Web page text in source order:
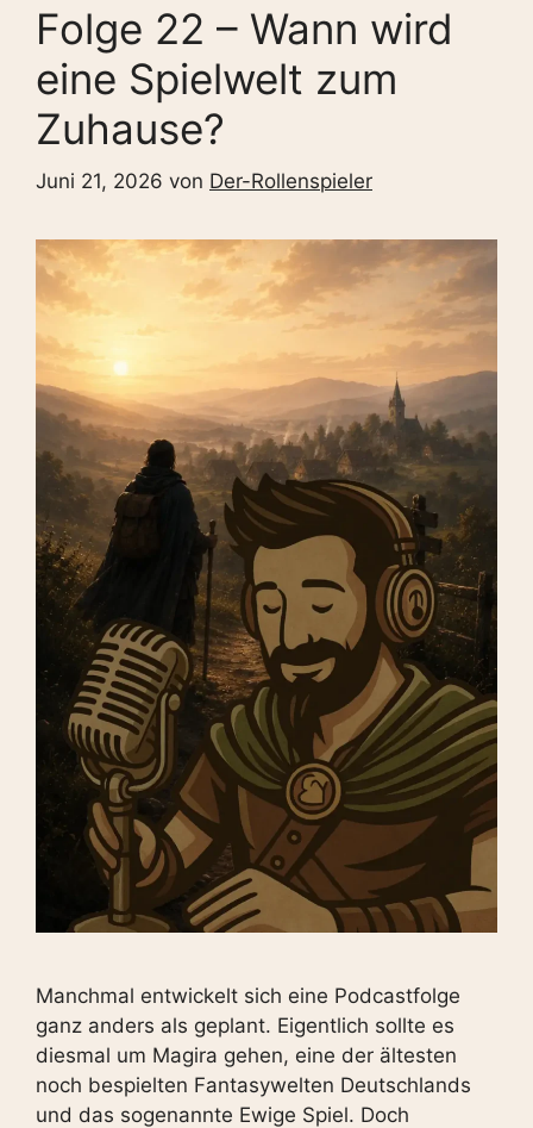
Folge 22 – Wann wird
eine Spielwelt zum
Zuhause?
Juni 21, 2026 von Der-Rollenspieler
Manchmal entwickelt sich eine Podcastfolge
ganz anders als geplant. Eigentlich sollte es
diesmal um Magira gehen, eine der ältesten
noch bespielten Fantasywelten Deutschlands
und das sogenannte Ewige Spiel. Doch